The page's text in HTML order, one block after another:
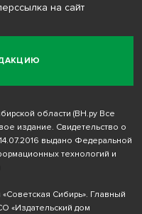
на сайт
области (ВН.ру Все
издание. Свидетельство о
выдано Федеральной
технологий и
Сибирь». Главный
«Издательский дом